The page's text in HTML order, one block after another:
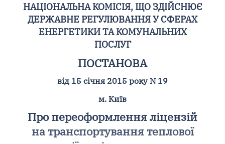
НАЦІОНАЛЬНА КОМІСІЯ, ЩО ЗДІЙСНЮЄ
ДЕРЖАВНЕ РЕГУЛЮВАННЯ У СФЕРАХ
ЕНЕРГЕТИКИ ТА КОМУНАЛЬНИХ
ПОСЛУГ
ПОСТАНОВА
від 15 січня 2015 року N 19
м. Київ
Про переоформлення ліцензій
на транспортування теплової